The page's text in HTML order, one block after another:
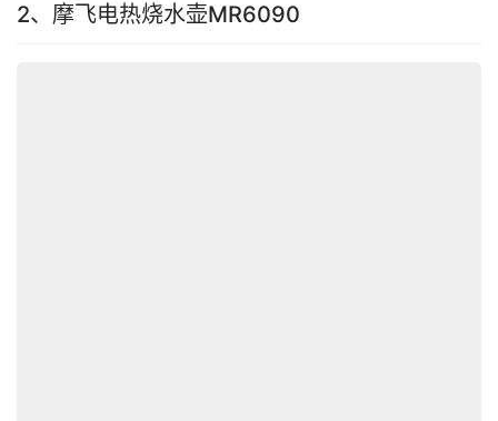
2、摩飞电热烧水壶MR6090